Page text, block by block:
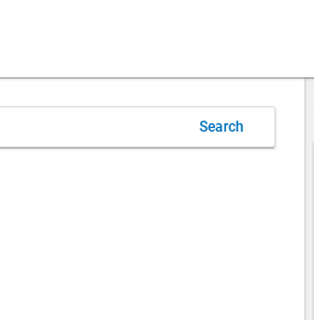
Search